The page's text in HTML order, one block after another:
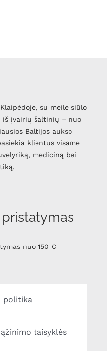
su meile siūlo
iš įvairių šaltinių – nuo
Baltijos aukso
klientus visame
mediciną bei
nuo 150 €
politika
taisyklės